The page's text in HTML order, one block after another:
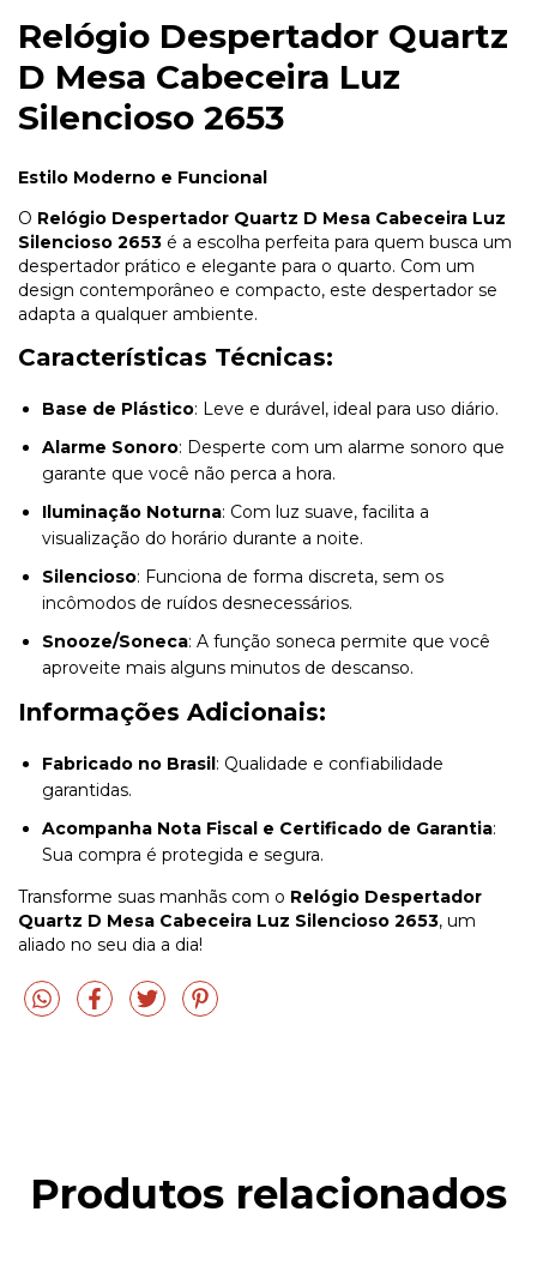
Relógio Despertador Quartz
D Mesa Cabeceira Luz
Silencioso 2653
Estilo Moderno e Funcional
O Relógio Despertador Quartz D Mesa Cabeceira Luz
Silencioso 2653 é a escolha perfeita para quem busca um
despertador prático e elegante para o quarto. Com um
design contemporâneo e compacto, este despertador se
adapta a qualquer ambiente.
Características Técnicas:
Base de Plástico: Leve e durável, ideal para uso diário.
Alarme Sonoro: Desperte com um alarme sonoro que
garante que você não perca a hora.
Iluminação Noturna: Com luz suave, facilita a
visualização do horário durante a noite.
Silencioso: Funciona de forma discreta, sem os
incômodos de ruídos desnecessários.
Snooze/Soneca: A função soneca permite que você
aproveite mais alguns minutos de descanso.
Informações Adicionais:
Fabricado no Brasil : Qualidade e confiabilidade
garantidas.
Acompanha Nota Fiscal e Certificado de Garantia:
Sua compra é protegida e segura.
Transforme suas manhãs com o Relógio Despertador
Quartz D Mesa Cabeceira Luz Silencioso 2653, um
aliado no seu dia a dia!
Produtos relacionados